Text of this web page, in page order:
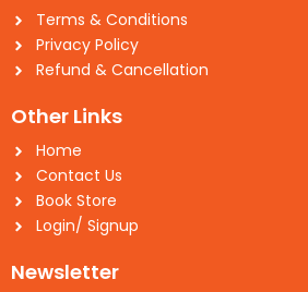
Terms & Conditions
Privacy Policy
Refund & Cancellation
Other Links
Home
Contact Us
Book Store
Login/ Signup
Newsletter